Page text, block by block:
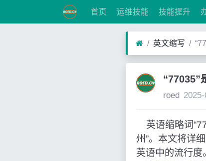
首页 运维技能 技能提升
英文缩写
“77035”
roed
英语缩略词
州”。本文将详
英语中的流行度